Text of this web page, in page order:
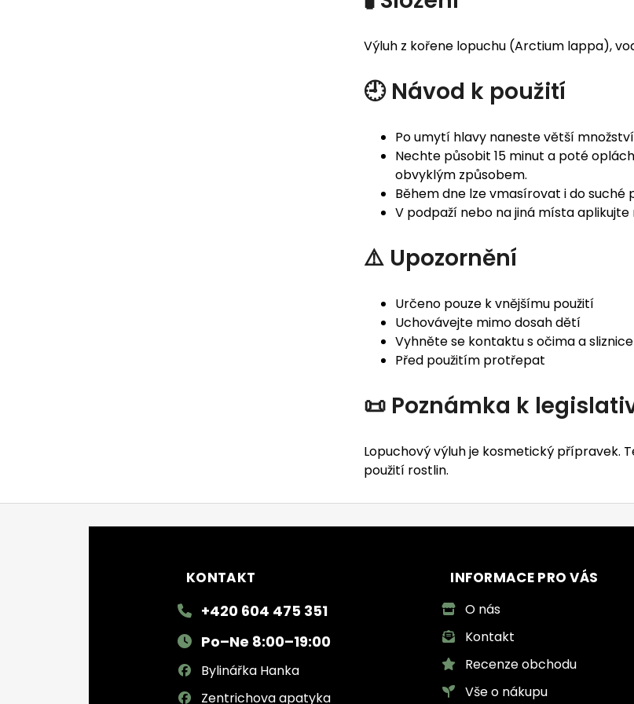
Výluh z kořene lopuchu (Arctium lappa),
🕘 Návod k použití
Po umytí hlavy naneste větší
Nechte působit 15 minut a poté
obvyklým způsobem.
Během dne lze vmasírovat i do
V podpaží nebo na jiná místa
⚠️ Upozornění
Určeno pouze k vnějšímu použití
Uchovávejte mimo dosah dětí
Vyhněte se kontaktu s očima a
Před použitím protřepat
📜 Poznámka k
Lopuchový výluh je kosmetický přípravek.
použití rostlin.
KONTAKT
+420 604 475 351
Po–Ne 8:00–19:00
Bylinářka Hanka
Zentrichova apatyka
INFORMACE PRO VÁS
O nás
Kontakt
Recenze obchodu
Vše o nákupu